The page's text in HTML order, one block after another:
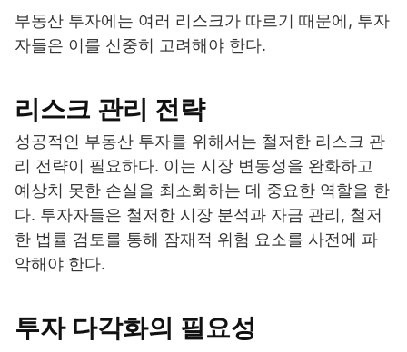
부동산 투자에는 여러 리스크가 따르기 때문에, 투자
자들은 이를 신중히 고려해야 한다.
리스크 관리 전략
성공적인 부동산 투자를 위해서는 철저한 리스크 관
리 전략이 필요하다. 이는 시장 변동성을 완화하고
예상치 못한 손실을 최소화하는 데 중요한 역할을 한
다. 투자자들은 철저한 시장 분석과 자금 관리, 철저
한 법률 검토를 통해 잠재적 위험 요소를 사전에 파
악해야 한다.
투자 다각화의 필요성